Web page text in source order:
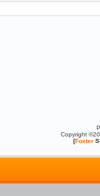
Copyright
[Foxter